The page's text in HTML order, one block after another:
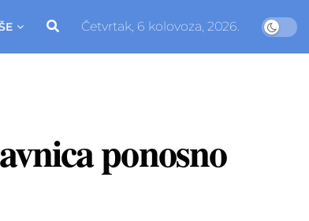
Četvrtak, 6 kolovoza, 2026.
ponosno